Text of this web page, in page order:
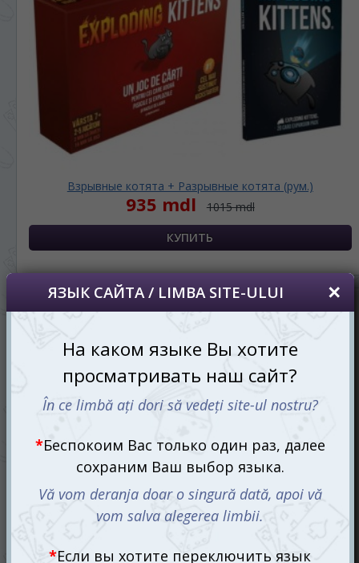
Взрывные котята + Разрывные котята (рум.)
935 mdl 1015 mdl
455 mdl
Если вы хотите переключить язык
сайта, то это можно всегда сделать в
правом верхнем углу страницы.
Dacă doriți să schimbați limba site-ului, puteți
oricând să faceți asta în colțul din dreapta sus
al paginii.
RO RU